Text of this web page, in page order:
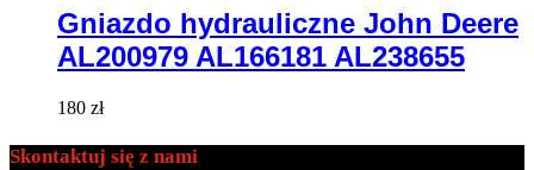
Gniazdo hydrauliczne John Deere
AL200979 AL166181 AL238655
180 zł
Skontaktuj się z nami